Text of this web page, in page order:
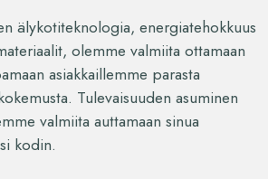
älykotiteknologia, energiatehokkuus
olemme valmiita ottamaan
asiakkaillemme parasta
Tulevaisuuden asuminen
valmiita auttamaan sinua
kodin.